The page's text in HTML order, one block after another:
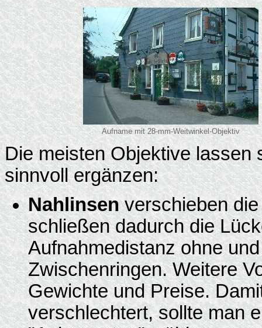
Aufname mit 28-mm-Weitwinkel-Objektiv
Die meisten Objektive
sinnvoll ergänzen:
Nahlinsenverschieben die
schließen dadurch die
Aufnahmedistanz ohne
Zwischenringen. Weitere
Gewichte und Preise.
verschlechtert, sollte man